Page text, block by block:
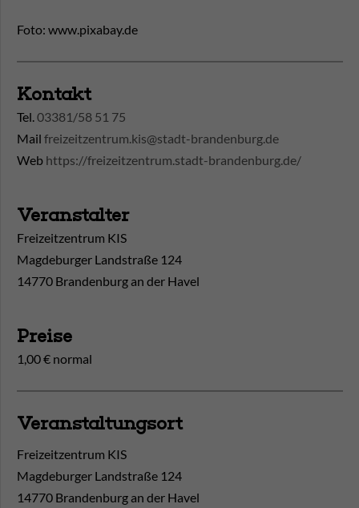
Foto: www.pixabay.de
Kontakt
Tel.03381/58 51 75
Mail freizeitzentrum.kis@stadt-brandenburg.de
Web https://freizeitzentrum.stadt-brandenburg.de/
Veranstalter
Freizeitzentrum KIS
Magdeburger Landstraße 124
14770 Brandenburg an der Havel
Preise
1,00 € normal
Veranstaltungsort
Freizeitzentrum KIS
Magdeburger Landstraße 124
14770 Brandenburg an der Havel